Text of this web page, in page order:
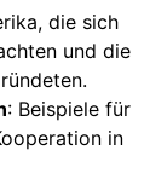
die sich
und die
: Beispiele für
in